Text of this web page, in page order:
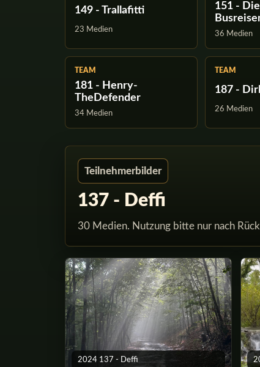
149 - Trallafitti
23 Medien
151 - Die
36 Medien
TEAM
181 - Henry-
TheDefender
34 Medien
TEAM
187 -
26 Medien
Teilnehmerbilder
137 - Deffi
30 Medien. Nutzung bitte nur nach
2024 137 - Deffi